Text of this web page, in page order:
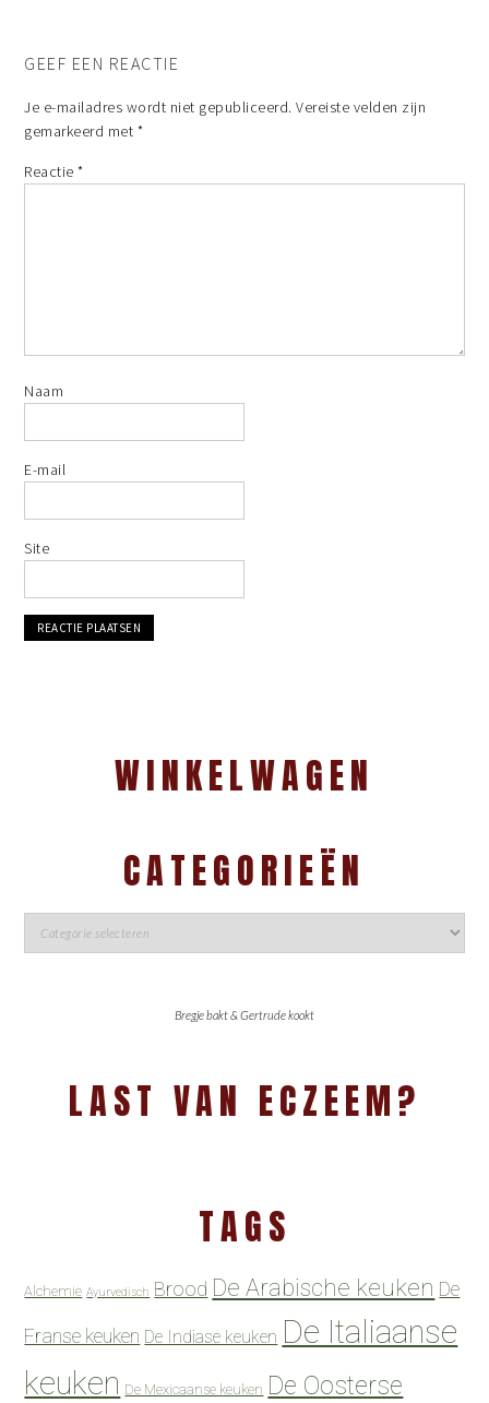
GEEF EEN REACTIE
Je e-mailadres wordt niet gepubliceerd. Vereiste velden zijn
gemarkeerd met *
Reactie*
Naam
E-mail
Site
WINKELWAGEN
CATEGORIEËN
Bregje bakt & Gertrude kookt
LAST VAN ECZEEM?
TAGS
Alchemie Ayurvedisch Brood De Arabische keuken De
Franse keuken De Indiase keuken De Italiaanse
keuken De Mexicaanse keuken De Oosterse